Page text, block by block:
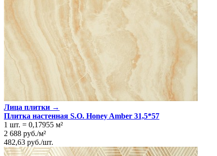
Лица плитки →
Плитка настенная S.O. Honey Amber 31,5*57
1 шт. = 0,17955 м²
2 688 руб./м²
482,63 руб./шт.